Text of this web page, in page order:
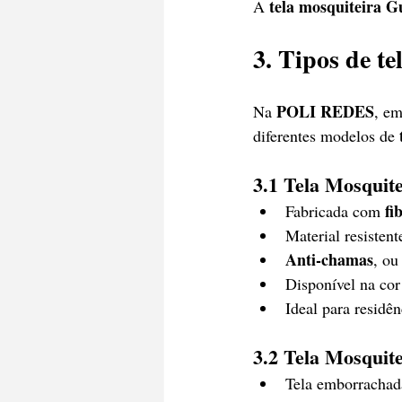
A tela mosquiteira
3. Tipos de
Na POLI REDES,
diferentes modelos de
3.1 Tela
Fabricada com
Material
Anti-chamas,
Disponível na
Ideal para
3.2 Tela
Tela